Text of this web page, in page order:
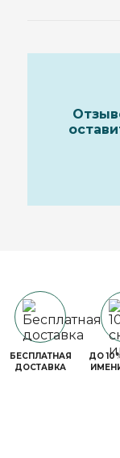
БЕСПЛАТНАЯ
ДОСТАВКА
ДО